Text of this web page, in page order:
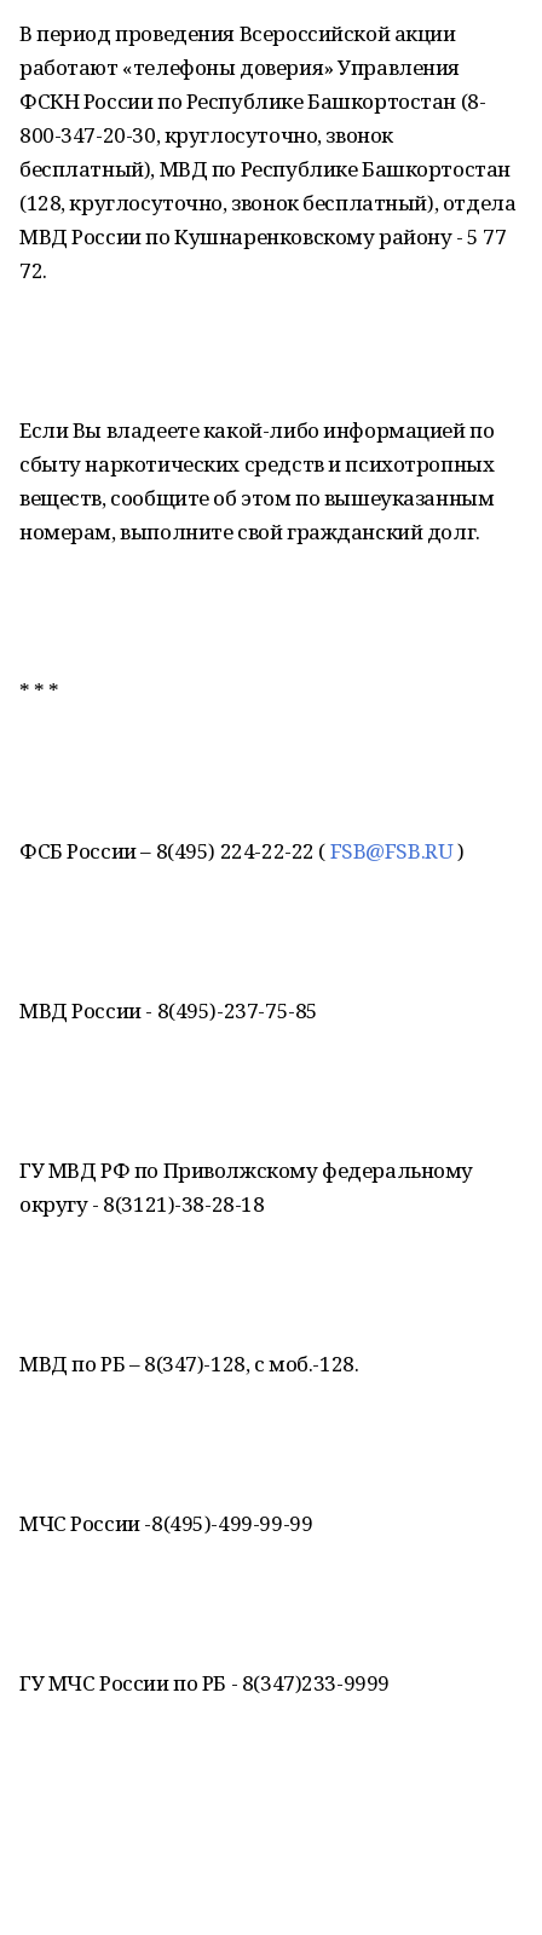
В период проведения Всероссийской акции
работают «телефоны доверия» Управления
ФСКН России по Республике Башкортостан (8-
800-347-20-30, круглосуточно, звонок
бесплатный), МВД по Республике Башкортостан
(128, круглосуточно, звонок бесплатный), отдела
МВД России по Кушнаренковскому району - 5 77
72.
Если Вы владеете какой-либо информацией по
сбыту наркотических средств и психотропных
веществ, сообщите об этом по вышеуказанным
номерам, выполните свой гражданский долг.
* * *
ФСБ России – 8(495) 224-22-22 (FSB@FSB.RU)
МВД России - 8(495)-237-75-85
ГУ МВД РФ по Приволжскому федеральному
округу - 8(3121)-38-28-18
МВД по РБ – 8(347)-128, с моб.-128.
МЧС России -8(495)-499-99-99
ГУ МЧС России по РБ - 8(347)233-9999